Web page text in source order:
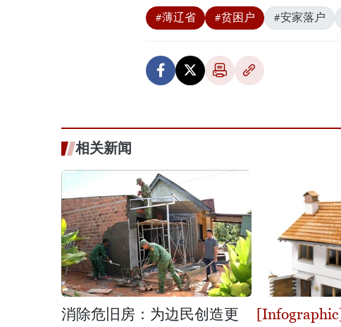
#薄辽省 #贫困户 #安家落户
相关新闻
消除危旧房：为边民创造更